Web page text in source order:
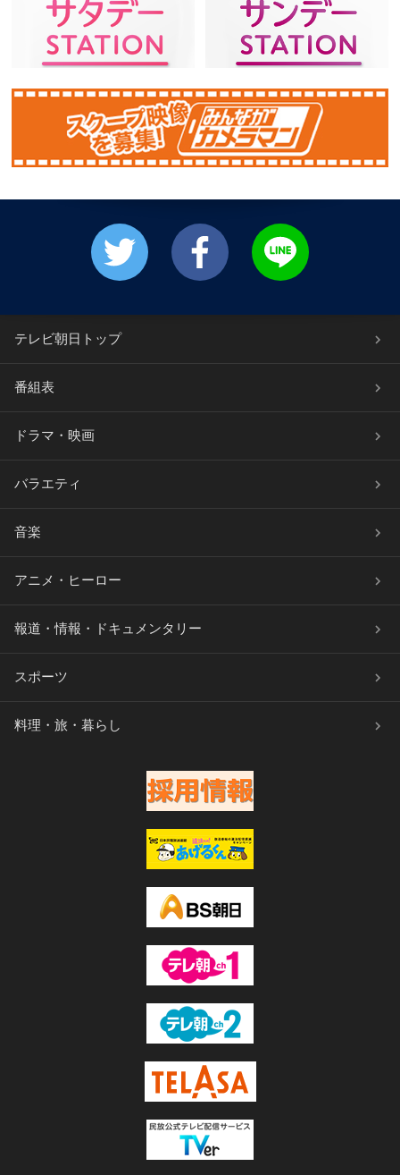
テレビ朝日トップ
番組表
ドラマ・映画
バラエティ
音楽
アニメ・ヒーロー
報道・情報・ドキュメンタリー
スポーツ
料理・旅・暮らし